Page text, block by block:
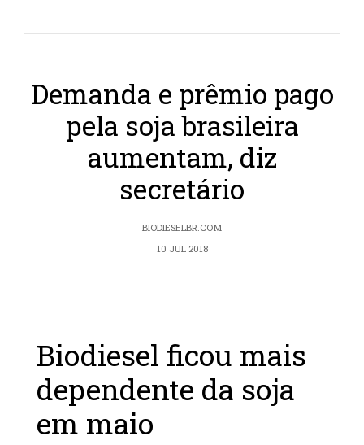
Demanda e prêmio pago
pela soja brasileira
aumentam, diz
secretário
BIODIESELBR.COM
10 JUL 2018
Biodiesel ficou mais
dependente da soja
em maio